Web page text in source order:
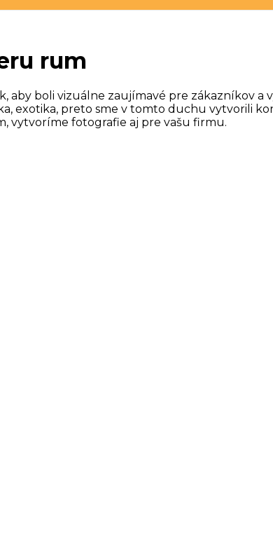
rum
aby boli vizuálne zaujímavé pre zákazníkov
exotika, preto sme v tomto duchu vytvorili
vytvoríme fotografie aj pre vašu firmu.